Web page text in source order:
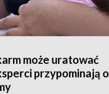
może uratować
przypominają o